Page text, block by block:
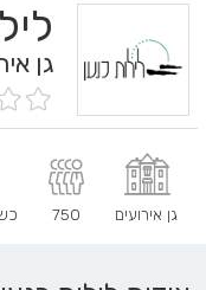
גן
גן אירועים 750